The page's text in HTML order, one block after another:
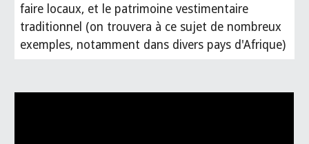
faire locaux, et le patrimoine vestimentaire
traditionnel (on trouvera à ce sujet de nombreux
exemples, notamment dans divers pays d'Afrique)